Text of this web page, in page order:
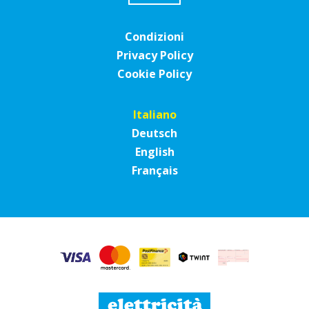
Condizioni
Privacy Policy
Cookie Policy
Italiano
Deutsch
English
Français